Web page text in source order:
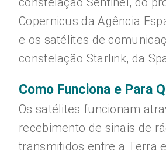
Copernicus da Agência
e os satélites de
constelação Starlink, da
Como Funciona e Para
Os satélites funcionam
recebimento de sinais de
transmitidos entre a Terra